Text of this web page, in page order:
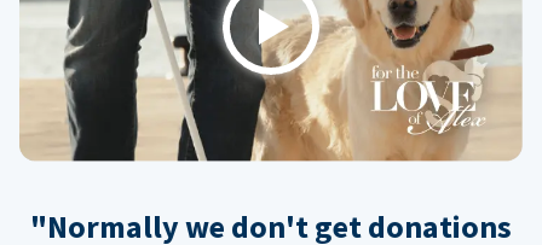
Play
"Normally we don't get donations